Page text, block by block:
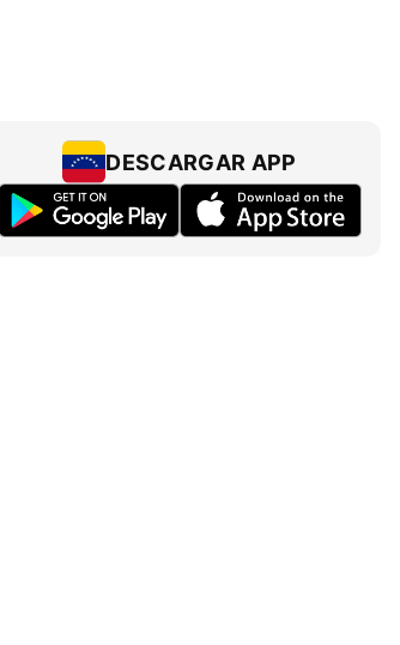
DESCARGAR APP